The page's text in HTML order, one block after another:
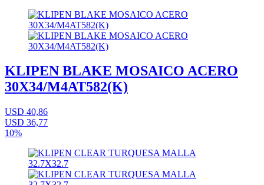
KLIPEN BLAKE MOSAICO ACERO
30X34/M4AT582(K)
USD 40,86
USD 36,77
10%